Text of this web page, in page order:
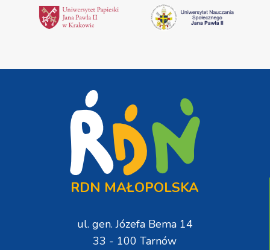
RDN MAŁOPOLSKA
ul. gen. Józefa Bema 14
33 - 100 Tarnów